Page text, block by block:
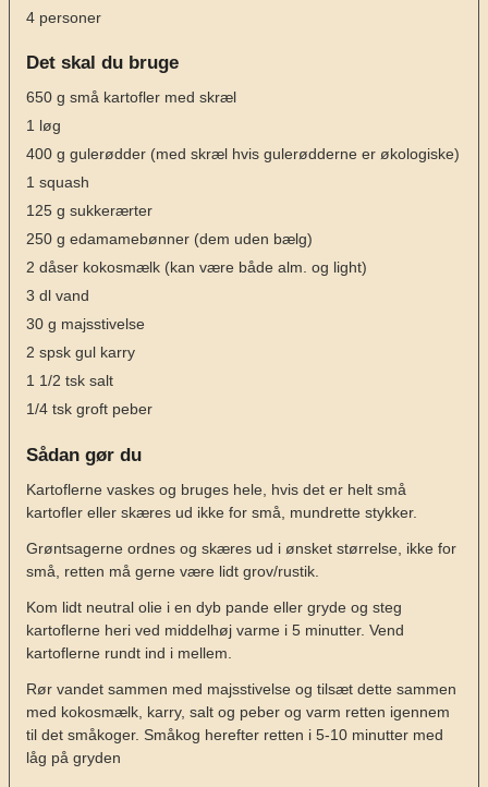
4 personer
Det skal du bruge
650 g små kartofler med skræl
1 løg
400 g gulerødder (med skræl hvis gulerødderne er økologiske)
1 squash
125 g sukkerærter
250 g edamamebønner (dem uden bælg)
2 dåser kokosmælk (kan være både alm. og light)
3 dl vand
30 g majsstivelse
2 spsk gul karry
1 1/2 tsk salt
1/4 tsk groft peber
Sådan gør du
Kartoflerne vaskes og bruges hele, hvis det er helt små
kartofler eller skæres ud ikke for små, mundrette stykker.
Grøntsagerne ordnes og skæres ud i ønsket størrelse, ikke for
små, retten må gerne være lidt grov/rustik.
Kom lidt neutral olie i en dyb pande eller gryde og steg
kartoflerne heri ved middelhøj varme i 5 minutter. Vend
kartoflerne rundt ind i mellem.
Rør vandet sammen med majsstivelse og tilsæt dette sammen
med kokosmælk, karry, salt og peber og varm retten igennem
til det småkoger. Småkog herefter retten i 5-10 minutter med
låg på gryden